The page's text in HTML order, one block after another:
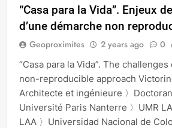
“Casa para la Vida”. Enjeux
d’une démarche non
Geoproximites 2 years ago 0
“Casa para la Vida”. The
non-reproducible approach
Architecte et ingénieure 〉
Université Paris Nanterre 〉UMR
LAA 〉Universidad Nacional de